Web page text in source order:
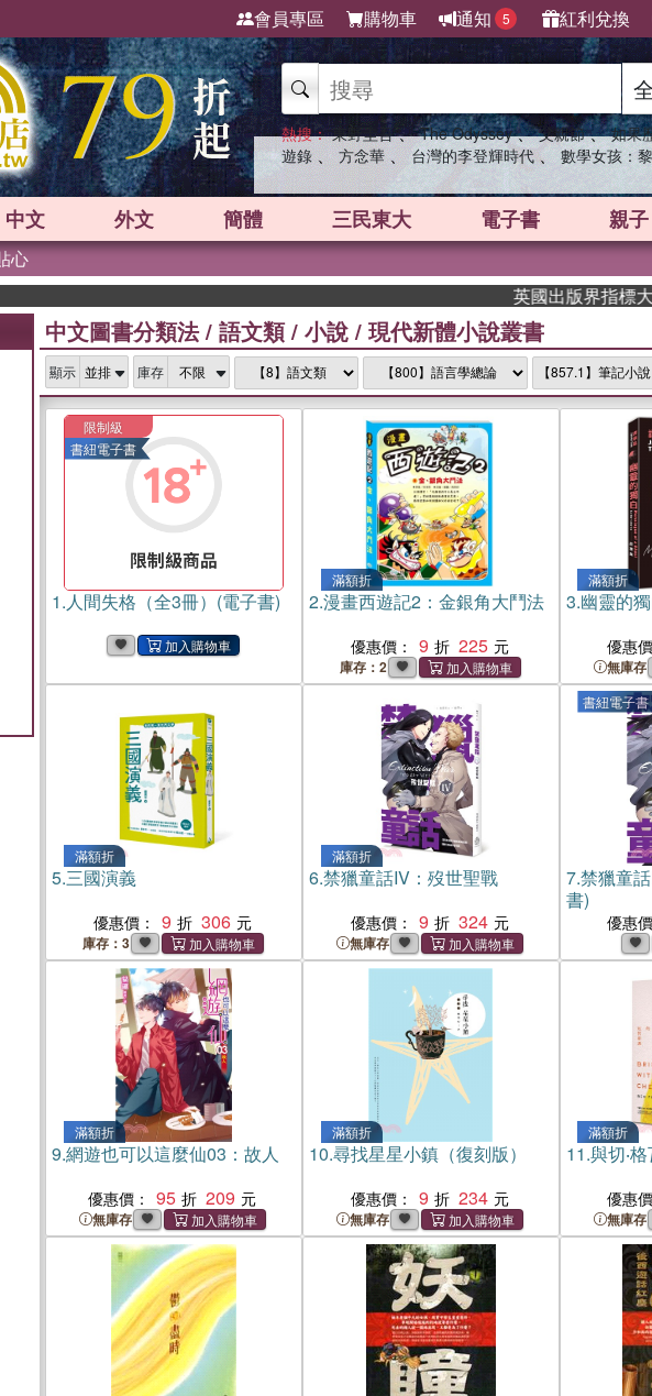
會員專區 購物車 通知 5 紅利兌換
熱搜： 東野圭吾 、 The Odyssey 、 父親節 、 如果
遊錄 、 方念華 、 台灣的李登輝時代 、 數學女孩：
中文 外文 簡體 三民東大 電子書 親子
心
英國出版界指標大獎肯
中文圖書分類法/ 語文類/ 小說 / 現代新體小說叢書
顯示 庫存
限制級
書紐電子書
1. 人間失格（全3冊）(電子書)
滿額折
2.漫畫西遊記2：金銀角大鬥法
優惠價： 9 225
庫存：2
滿額折
3.幽靈的
優惠價
無庫存
滿額折
5.三國演義
優惠價： 9 306
庫存：3
滿額折
6.禁獵童話IV：歿世聖戰
優惠價： 9 324
無庫存
書紐電子書
7.禁獵童
書)
優惠價
滿額折
9.網遊也可以這麼仙03：故人
優惠價： 95 209
無庫存
滿額折
10.尋找星星小鎮（復刻版）
優惠價： 9 234
無庫存
滿額折
11.與切‧
優惠價
無庫存